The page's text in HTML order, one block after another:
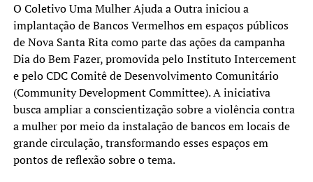
O Coletivo Uma Mulher Ajuda a Outra iniciou a
implantação de Bancos Vermelhos em espaços públicos
de Nova Santa Rita como parte das ações da campanha
Dia do Bem Fazer, promovida pelo Instituto Intercement
e pelo CDC Comitê de Desenvolvimento Comunitário
(Community Development Committee). A iniciativa
busca ampliar a conscientização sobre a violência contra
a mulher por meio da instalação de bancos em locais de
grande circulação, transformando esses espaços em
pontos de reflexão sobre o tema.